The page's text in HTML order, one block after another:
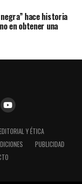
hace historia
en obtener una
Y ÉTICA
PUBLICIDAD